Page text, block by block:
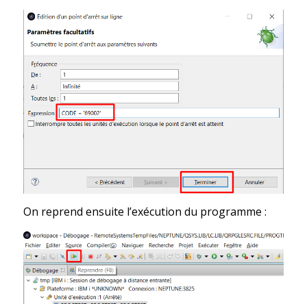
On reprend ensuite l’exécution du programme :